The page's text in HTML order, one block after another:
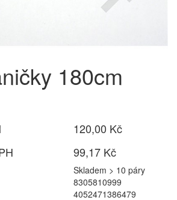
180cm
120,00 Kč
99,17 Kč
Skladem > 10 páry
8305810999
4052471386479